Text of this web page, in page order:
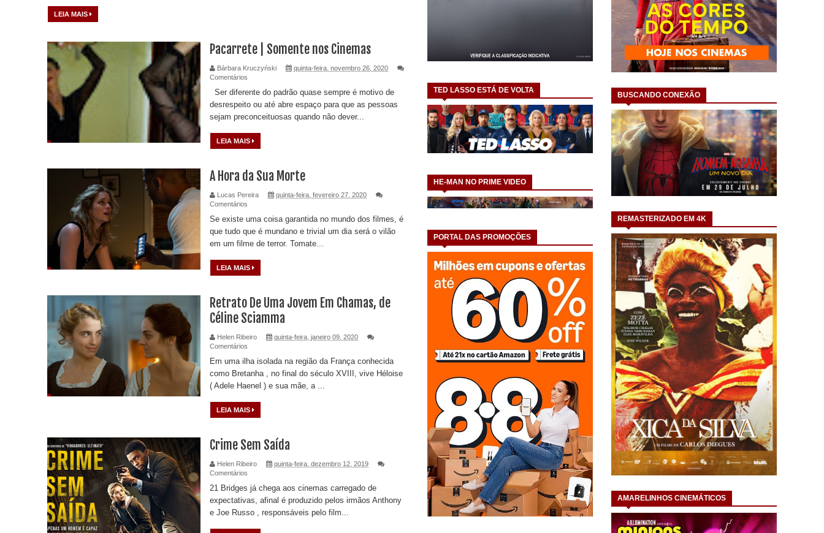
TED LASSO ESTÁ DE VOLTA
HE-MAN NO PRIME VIDEO
PORTAL DAS PROMOÇÕES
LEIA MAIS
Pacarrete | Somente nos Cinemas
Bárbara Kruczyński
quinta-feira, novembro 26, 2020
Comentários
Ser diferente do padrão quase sempre é motivo de
desrespeito ou até abre espaço para que as pessoas
sejam preconceituosas quando não dever...
LEIA MAIS
A Hora da Sua Morte
Lucas Pereira
quinta-feira, fevereiro 27, 2020
Comentários
Se existe uma coisa garantida no mundo dos filmes, é
que tudo que é mundano e trivial um dia será o vilão
em um filme de terror. Tomate...
LEIA MAIS
Retrato De Uma Jovem Em Chamas, de
Céline Sciamma
Helen Ribeiro
quinta-feira, janeiro 09, 2020
Comentários
Em uma ilha isolada na região da França conhecida
como Bretanha , no final do século XVIII, vive Héloise
( Adele Haenel ) e sua mãe, a ...
LEIA MAIS
Crime Sem Saída
Helen Ribeiro
quinta-feira, dezembro 12, 2019
Comentários
21 Bridges já chega aos cinemas carregado de
expectativas, afinal é produzido pelos irmãos Anthony
e Joe Russo , responsáveis pelo film...
BUSCANDO CONEXÃO
REMASTERIZADO EM 4K
AMARELINHOS CINEMÁTICOS